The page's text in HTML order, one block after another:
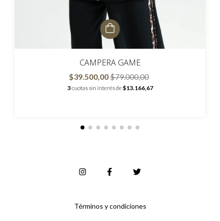
CAMPERA GAME
$39.500,00$79.000,00
3cuotas sin interés de$13.166,67
Términos y condiciones